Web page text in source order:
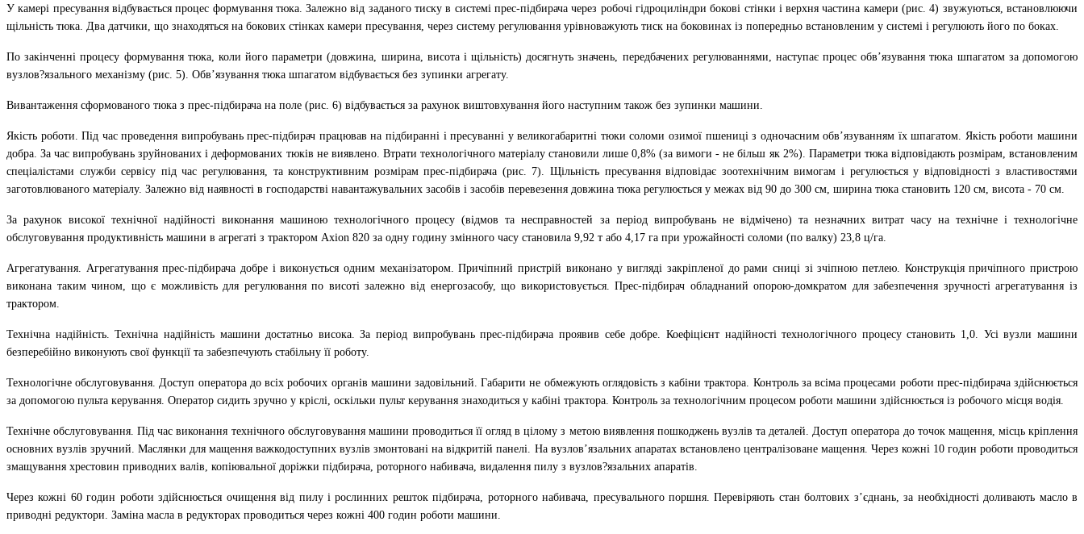
У камері пресування відбувається процес формування тюка. Залежно від заданого тиску в системі прес-підбирача через робочі гідроциліндри бокові стінки і верхня частина камери (рис. 4) звужуються, встановлюючи
щільність тюка. Два датчики, що знаходяться на бокових стінках камери пресування, через систему регулювання урівноважують тиск на боковинах із попередньо встановленим у системі і регулюють його по боках.
По закінченні процесу формування тюка, коли його параметри (довжина, ширина, висота і щільність) досягнуть значень, передбачених регулюваннями, наступає процес обв’язування тюка шпагатом за допомогою
вузлов?язального механізму (рис. 5). Обв’язування тюка шпагатом відбувається без зупинки агрегату.
Вивантаження сформованого тюка з прес-підбирача на поле (рис. 6) відбувається за рахунок виштовхування його наступним також без зупинки машини.
Якість роботи. Під час проведення випробувань прес-підбирач працював на підбиранні і пресуванні у великогабаритні тюки соломи озимої пшениці з одночасним обв’язуванням їх шпагатом. Якість роботи машини
добра. За час випробувань зруйнованих і деформованих тюків не виявлено. Втрати технологічного матеріалу становили лише 0,8% (за вимоги - не більш як 2%). Параметри тюка відповідають розмірам, встановленим
спеціалістами служби сервісу під час регулювання, та конструктивним розмірам прес-підбирача (рис. 7). Щільність пресування відповідає зоотехнічним вимогам і регулюється у відповідності з властивостями
заготовлюваного матеріалу. Залежно від наявності в господарстві навантажувальних засобів і засобів перевезення довжина тюка регулюється у межах від 90 до 300 см, ширина тюка становить 120 см, висота - 70 см.
За рахунок високої технічної надійності виконання машиною технологічного процесу (відмов та несправностей за період випробувань не відмічено) та незначних витрат часу на технічне і технологічне
обслуговування продуктивність машини в агрегаті з трактором Axion 820 за одну годину змінного часу становила 9,92 т або 4,17 га при урожайності соломи (по валку) 23,8 ц/га.
Агрегатування. Агрегатування прес-підбирача добре і виконується одним механізатором. Причіпний пристрій виконано у вигляді закріпленої до рами сниці зі зчіпною петлею. Конструкція причіпного пристрою
виконана таким чином, що є можливість для регулювання по висоті залежно від енергозасобу, що використовується. Прес-підбирач обладнаний опорою-домкратом для забезпечення зручності агрегатування із
трактором.
Технічна надійність. Технічна надійність машини достатньо висока. За період випробувань прес-підбирача проявив себе добре. Коефіцієнт надійності технологічного процесу становить 1,0. Усі вузли машини
безперебійно виконують свої функції та забезпечують стабільну її роботу.
Технологічне обслуговування. Доступ оператора до всіх робочих органів машини задовільний. Габарити не обмежують оглядовість з кабіни трактора. Контроль за всіма процесами роботи прес-підбирача здійснюється
за допомогою пульта керування. Оператор сидить зручно у кріслі, оскільки пульт керування знаходиться у кабіні трактора. Контроль за технологічним процесом роботи машини здійснюється із робочого місця водія.
Технічне обслуговування. Під час виконання технічного обслуговування машини проводиться її огляд в цілому з метою виявлення пошкоджень вузлів та деталей. Доступ оператора до точок мащення, місць кріплення
основних вузлів зручний. Маслянки для мащення важкодоступних вузлів змонтовані на відкритій панелі. На вузлов’язальних апаратах встановлено централізоване мащення. Через кожні 10 годин роботи проводиться
змащування хрестовин приводних валів, копіювальної доріжки підбирача, роторного набивача, видалення пилу з вузлов?язальних апаратів.
Через кожні 60 годин роботи здійснюється очищення від пилу і рослинних решток підбирача, роторного набивача, пресувального поршня. Перевіряють стан болтових з’єднань, за необхідності доливають масло в
приводні редуктори. Заміна масла в редукторах проводиться через кожні 400 годин роботи машини.